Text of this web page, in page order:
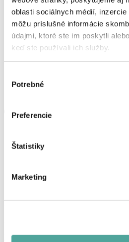
oblasti sociálnych médií,
môžu príslušné informácie
údajmi, ktoré ste im poskytli
keď ste používali ich služby.
súhlasu
Potrebné
Preferencie
Štatistiky
Marketing
Košík
Prihlásenie, alebo registrácia